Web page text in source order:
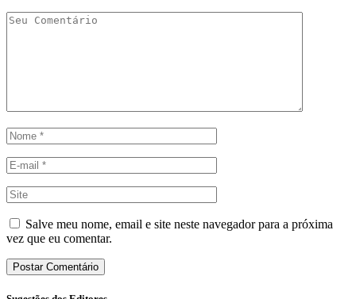
Salve meu nome, email e site neste navegador para a próxima
vez que eu comentar.